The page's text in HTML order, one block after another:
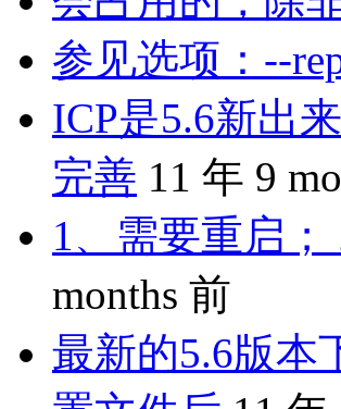
参见选项：--
ICP是5.6新出
完善 11 年 9
1、需要重启
months 前
最新的5.6版本